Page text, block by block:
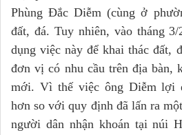
Phùng Đắc Diễm (cùng ở
đất, đá. Tuy nhiên, vào tháng
dụng việc này để khai thác đất,
đơn vị có nhu cầu trên địa bàn,
mới. Vì thế việc ông Diễm lợi
hơn so với quy định đã lấn ra
người dân nhận khoán tại núi